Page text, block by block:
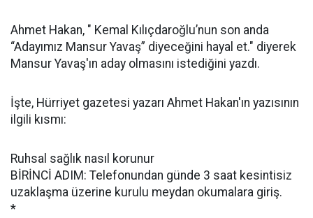
Ahmet Hakan, " Kemal Kılıçdaroğlu’nun son anda
“Adayımız Mansur Yavaş” diyeceğini hayal et." diyerek
Mansur Yavaş'ın aday olmasını istediğini yazdı.
İşte, Hürriyet gazetesi yazarı Ahmet Hakan'ın yazısının
ilgili kısmı:
Ruhsal sağlık nasıl korunur
BİRİNCİ ADIM: Telefonundan günde 3 saat kesintisiz
uzaklaşma üzerine kurulu meydan okumalara giriş.
*